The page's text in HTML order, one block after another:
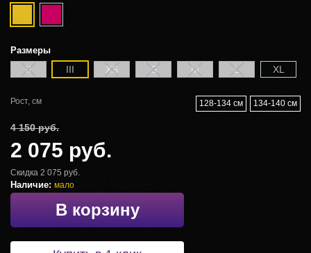
Размеры
II III XS S M L XL
Рост, см 128-134 см 134-140 см
4 150 руб.
2 075 руб.
Скидка 2 075 руб.
Наличие: мало
В корзину